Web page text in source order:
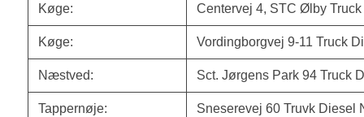
Køge: Centervej 4, STC Ølby
Køge: Vordingborgvej 9-11 Truck
Næstved: Sct. Jørgens Park 94 Truck
Tappernøje: Sneserevej 60 Truvk Diesel